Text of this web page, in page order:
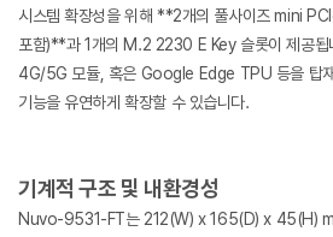
시스템 확장성을 위해 **2개의 풀사이즈 mini
포함)**과 1개의 M.2 2230 E Key 슬롯이 제공
4G/5G 모듈, 혹은 Google Edge TPU 등을 탑
기능을 유연하게 확장할 수 있습니다.
기계적 구조 및 내환경성
Nuvo-9531-FT는 212(W) x 165(D) x 45(H)